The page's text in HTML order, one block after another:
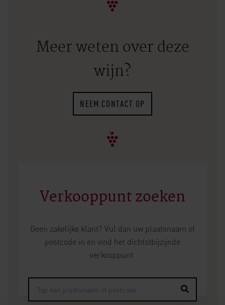
Meer weten over deze
wijn?
NEEM CONTACT OP
Verkooppunt zoeken
Geen zakelijke klant? Vul dan uw plaatsnaam of
postcode in en vind het dichtstbijzijnde
verkooppunt.